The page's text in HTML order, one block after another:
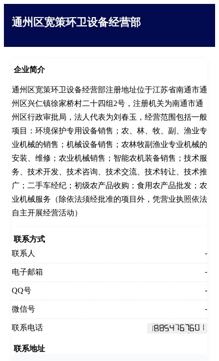
通州区宽策环卫设备经营部
企业简介
通州区宽策环卫设备经营部注册地址位于江苏省南通市通
州区兴仁镇徐家桥村二十四组2号，注册机关为南通市通
州区行政审批局，法人代表为刘春玉，经营范围包括一般
项目：环境保护专用设备销售；农、林、牧、副、渔业专
业机械的销售；机械设备销售；农林牧副渔业专业机械的
安装、维修；农业机械销售；智能农机装备销售；技术服
务、技术开发、技术咨询、技术交流、技术转让、技术推
广；二手车经纪；初级农产品收购；食用农产品批发；农
业机械服务（除依法须经批准的项目外，凭营业执照依法
自主开展经营活动）
联系方式
联系人
-
电子邮箱 -
QQ号 -
微信号 -
联系电话
联系地址